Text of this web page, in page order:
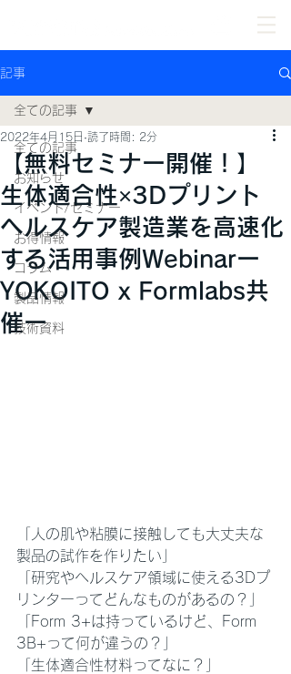
記事
全ての記事
お知らせ
イベント/セミナー
お得情報
コラム
製品情報
技術資料
全ての記事
【無料セミナー開催！】
生体適合性×3Dプリント
ヘルスケア製造業を高速化
する活用事例Webinarー
YOKOITO x Formlabs共
催ー
2022年4月15日 読了時間: 2分
「人の肌や粘膜に接触しても大丈夫な
製品の試作を作りたい」
「研究やヘルスケア領域に使える3Dプ
リンターってどんなものがあるの？」
「Form 3+は持っているけど、Form
3B+って何が違うの？」
「生体適合性材料ってなに？」